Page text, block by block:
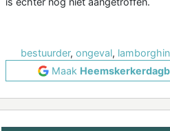
bestuurder, ongeval,
Maak